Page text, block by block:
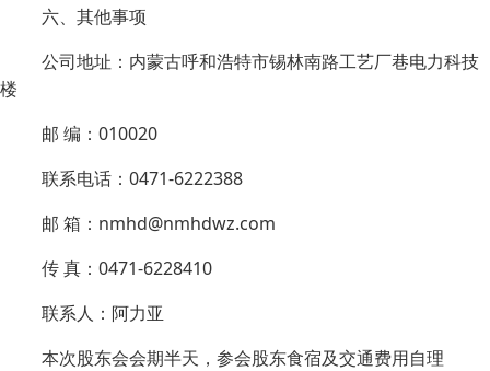
六、其他事项
公司地址：内蒙古呼和浩特市锡林南路工艺厂巷电力科技
楼
邮 编：010020
联系电话：0471-6222388
邮 箱：nmhd@nmhdwz.com
传 真：0471-6228410
联系人：阿力亚
本次股东会会期半天，参会股东食宿及交通费用自理